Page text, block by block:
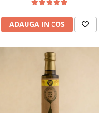
ADAUGA IN COS